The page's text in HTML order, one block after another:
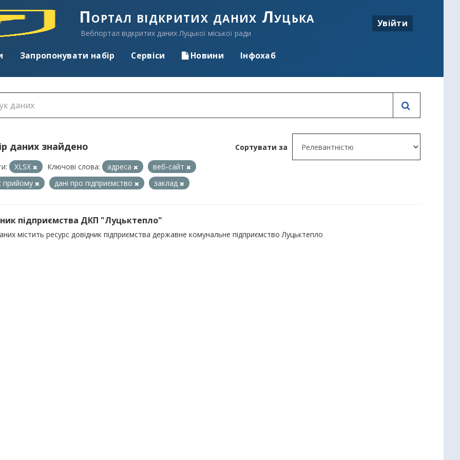
Портал відкритих даних Луцька
Вебпортал відкритих даних Луцької міської ради
Увійти
Запропонувати набір Сервіси Новини Інфохаб
Сортувати за
даних знайдено
XLSX Ключові слова: адреса
веб-сайт
прийому
дані про підприємство заклад
підприємства ДКП "Луцьктепло"
містить ресурс довідник підприємства державне комунальне підприємство Луцьктепло